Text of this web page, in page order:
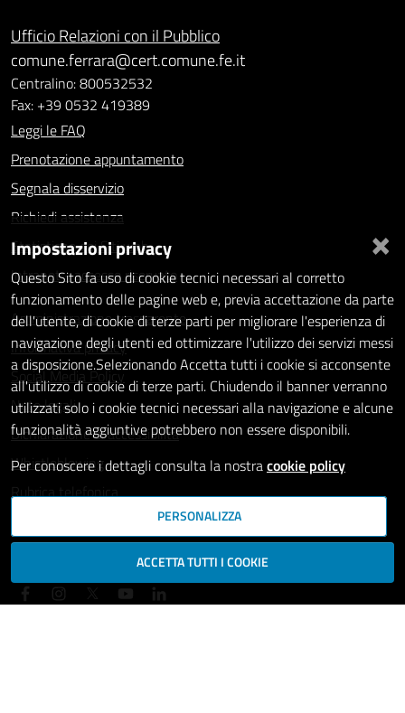
Ufficio Relazioni con il Pubblico
comune.ferrara@cert.comune.fe.it
Centralino: 800532532
Fax: +39 0532 419389
Leggi le FAQ
Prenotazione appuntamento
Segnala disservizio
Richiedi assistenza
Statistiche dei Siti web
Intranet - accesso riservato
Amministrazione trasparente
Informativa privacy
Social Media Policy
Note legali
Dichiarazione di accessibilità
Whistleblowing
Rubrica telefonica
SEGUICI SU
×
Impostazioni privacy
Questo Sito fa uso di cookie tecnici necessari al corretto
funzionamento delle pagine web e, previa accettazione da parte
dell'utente, di cookie di terze parti per migliorare l'esperienza di
navigazione degli utenti ed ottimizzare l'utilizzo dei servizi messi
a disposizione.Selezionando Accetta tutti i cookie si acconsente
all'utilizzo di cookie di terze parti. Chiudendo il banner verranno
utilizzati solo i cookie tecnici necessari alla navigazione e alcune
funzionalità aggiuntive potrebbero non essere disponibili.
Per conoscere i dettagli consulta la nostracookie policy
PERSONALIZZA
ACCETTA TUTTI I COOKIE